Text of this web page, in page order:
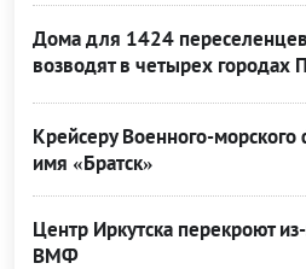
Дома для 1424
возводят в четырех городах
Крейсеру Военного-морского
имя «Братск»
Центр Иркутска перекроют
ВМФ